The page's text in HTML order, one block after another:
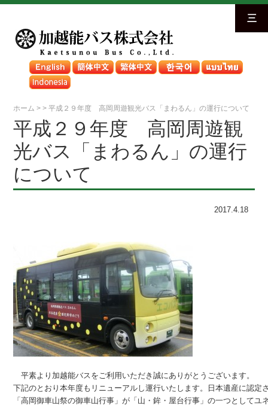
三
ホーム >>平成２９年度 高岡周遊観光バス「まわるん」の運行について
平成２９年度 高岡周遊観
光バス「まわるん」の運行
について
2017.4.18
平素より加越能バスをご利用いただき誠にありがとうございます。
下記のとおり本年度もリニューアルし運行いたします。日本遺産に認定
「高岡御車山祭の御車山行事」が「山・鉾・屋台行事」の一つとしてユ